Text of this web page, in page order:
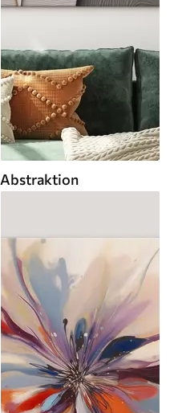
Abstraktion